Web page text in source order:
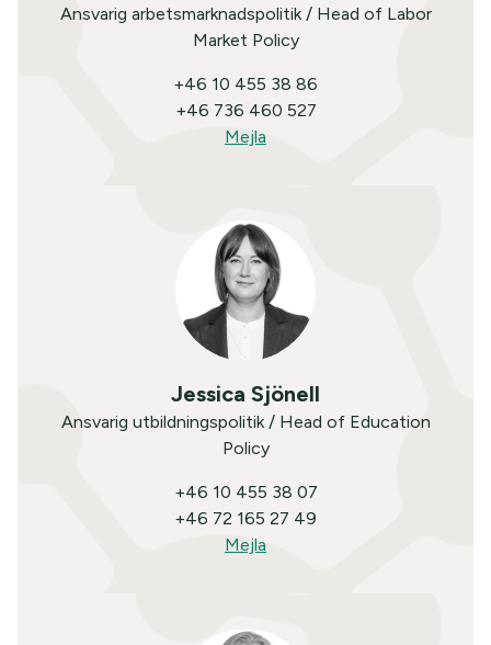
Ansvarig arbetsmarknadspolitik / Head of Labor
Market Policy
+46 10 455 38 86
+46 736 460 527
Mejla
Jessica Sjönell
Ansvarig utbildningspolitik / Head of Education
Policy
+46 10 455 38 07
+46 72 165 27 49
Mejla